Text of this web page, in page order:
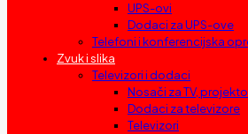
UPS-ovi
Dodaci za UPS-ove
Telefoni i konferencijska
Zvuk i slika
Televizori i dodaci
Nosači za TV,
Dodaci za televizore
Televizori